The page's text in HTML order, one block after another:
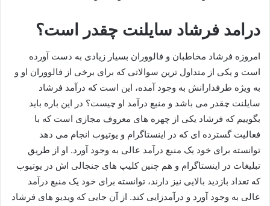
درامد فرشاد سایلنت چقدر است؟
امروزه فرشاد مخاطبان و فالووران بسیار زیادی به دست آورده
است و یکی از متداول ترین سوالاتی که برای برخی از فالووران او و
به ویژه طرفدارانش به وجود آمده، این است که درآمد فرشاد
سایلنت چقدر می باشد و منبع درآمد او چیست؟ در این باره باید
بگوییم که فرشاد یکی از چهره های معروف مجازی است که با
فعالیت گسترده‌ ای که در اینستاگرام و یوتیوب انجام می‌ دهد
توانسته برای خود یک منبع درآمد عالی به وجود آورد. او از طریق
تبلیغات در اینستاگرام و هم چنین کلیپ های جنجالی اش در یوتیوب
که تعداد بازدید بالایی نیز دارند، توانسته برای خود یک منبع درآمد
عالی به وجود آورد و درآمدزایی کند. از آن جایی که ویدیو های فرشاد